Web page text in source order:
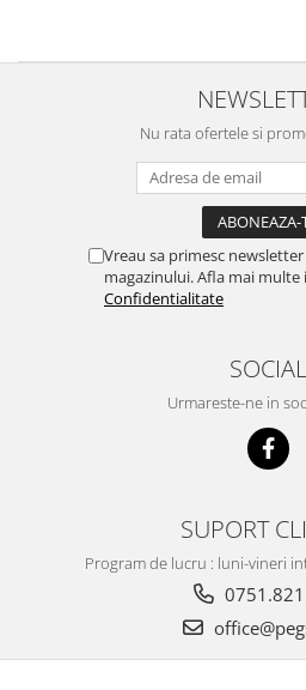
Nu rata ofertele si
Vreau sa primesc
magazinului. Afla mai multe
Confidentialitate
SOCIAL
Urmareste-ne in
SUPORT
Program de lucru : luni-vineri